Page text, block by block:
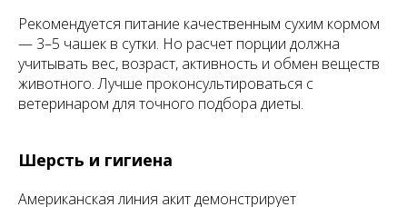
Рекомендуется питание качественным сухим кормом
— 3–5 чашек в сутки. Но расчет порции должна
учитывать вес, возраст, активность и обмен веществ
животного. Лучше проконсультироваться с
ветеринаром для точного подбора диеты.
Шерсть и гигиена
Американская линия акит демонстрирует